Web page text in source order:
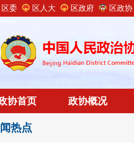
区委 区人大 区政府 区政协
协首页 政协概况
热点